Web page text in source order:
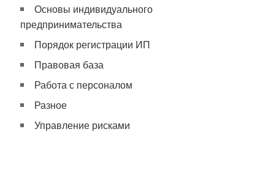
Основы индивидуального
предпринимательства
Порядок регистрации ИП
Правовая база
Работа с персоналом
Разное
Управление рисками